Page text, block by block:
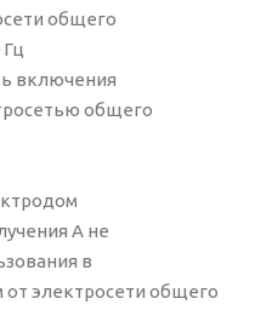
общего
включения
общего
А не
в
электросети общего